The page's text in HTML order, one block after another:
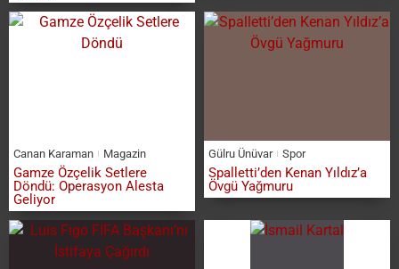
Canan Karaman Magazin
Gamze Özçelik Setlere
Döndü: Operasyon Alesta
Geliyor
Gülru Ünüvar Spor
Spalletti’den Kenan Yıldız’a
Övgü Yağmuru